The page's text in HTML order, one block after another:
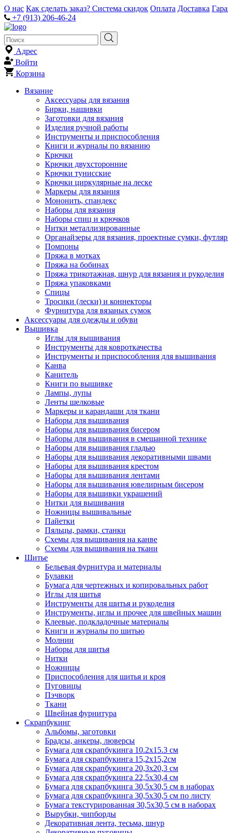
О нас Как сделать заказ? Система скидок Оплата Доставка
+7 (913) 206-46-24
Адрес
Войти
Корзина
Вязание
Аксессуары для вязания
Бирки, нашивки
Заготовки для вязания
Изделия ручной работы
Инструменты и приспособления
Книги и журналы по вязанию
Крючки
Крючки двухсторонние
Крючки тунисские
Крючки циркулярные на леске
Маркеры для вязания
Мононить, спандекс
Наборы для вязания
Наборы спиц и крючков
Нитки металлизированные
Органайзеры для вязания, проектные сумки,
Помпоны
Пряжа в мотках
Пряжа на бобинах
Пряжа трикотажная, шнур для вязания и рукоделия
Пряжа упаковками
Спицы
Тросики (лески) и коннекторы
Фурнитура для вязаных сумок
Аксессуары для одежды и обуви
Вышивка
Иглы для вышивания
Инструменты для ковроткачества
Инструменты и приспособления для вышивания
Канва
Канитель
Книги по вышивке
Лампы, лупы
Ленты шелковые
Маркеры и карандаши для ткани
Наборы для вышивания
Наборы для вышивания бисером
Наборы для вышивания в смешанной технике
Наборы для вышивания гладью
Наборы для вышивания декоративными швами
Наборы для вышивания крестом
Наборы для вышивания лентами
Наборы для вышивания ювелирным бисером
Наборы для вышивки украшений
Нитки для вышивания
Ножницы вышивальные
Пайетки
Пяльцы, рамки, станки
Схемы для вышивания на канве
Схемы для вышивания на ткани
Шитье
Бельевая фурнитура и материалы
Булавки
Бумага для чертежных и копировальных работ
Иглы для шитья
Инструменты для шитья и рукоделия
Инструменты, иглы и прочее для швейных машин
Клеевые, подкладочные материалы
Книги и журналы по шитью
Молнии
Наборы для шитья
Нитки
Ножницы
Приспособления для шитья и кроя
Пуговицы
Пэчворк
Ткани
Швейная фурнитура
Скрапбукинг
Альбомы, заготовки
Брадсы, анкеры, люверсы
Бумага для скрапбукинга 10.2х15.3 см
Бумага для скрапбукинга 15,2х15,2см
Бумага для скрапбукинга 20,3х20,3 см
Бумага для скрапбукинга 22,5х30,4 см
Бумага для скрапбукинга 30,5х30,5 см в наборах
Бумага для скрапбукинга 30,5х30,5 см по листу
Бумага текстурированная 30,5х30,5 см в наборах
Вырубки, чипборды
Декоративная лента, тесьма, шнур